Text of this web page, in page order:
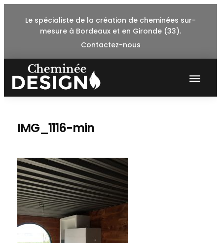
Le spécialiste de la création de cheminées sur-
mesure à Bordeaux et en Gironde (33).
Contactez-nous
IMG_1116-min